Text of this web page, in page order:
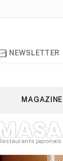
NEWSLETTER
MAGAZINE
japonais